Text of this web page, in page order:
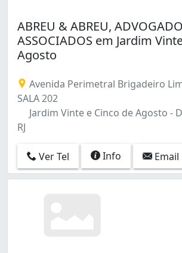
ABREU & ABREU,
ASSOCIADOS em Jardim
Agosto
Avenida Perimetral Brigadeiro
SALA 202
Jardim Vinte e Cinco de Agosto -
RJ
Ver Tel Info Email